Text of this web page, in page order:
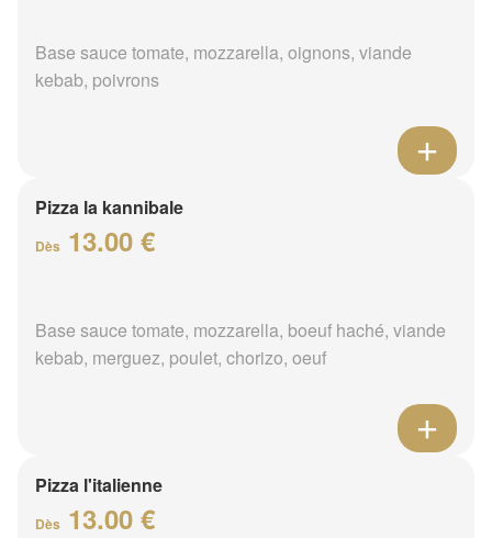
Base sauce tomate, mozzarella, oignons, viande
kebab, poivrons
Pizza la kannibale
Dès 13.00 €
Base sauce tomate, mozzarella, boeuf haché, viande
kebab, merguez, poulet, chorizo, oeuf
Pizza l'italienne
Dès 13.00 €